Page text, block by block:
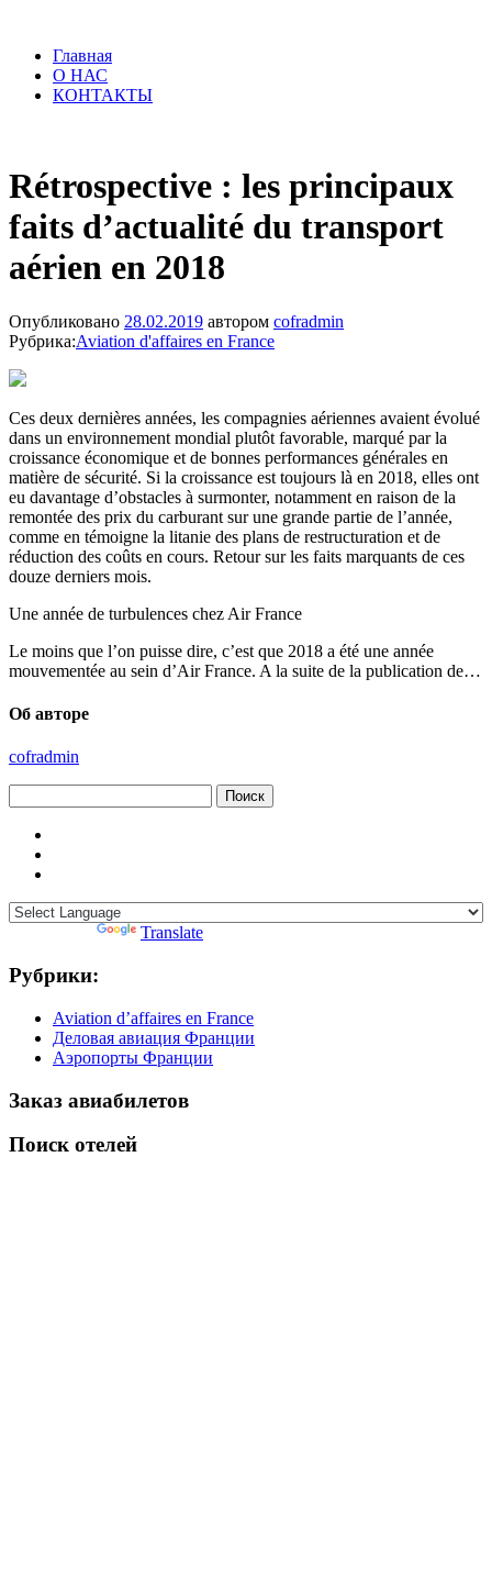
Главная
О НАС
КОНТАКТЫ
Rétrospective : les principaux
faits d’actualité du transport
aérien en 2018
Опубликовано 28.02.2019 автором cofradmin
Рубрика:Aviation d'affaires en France
Ces deux dernières années, les compagnies aériennes avaient évolué
dans un environnement mondial plutôt favorable, marqué par la
croissance économique et de bonnes performances générales en
matière de sécurité. Si la croissance est toujours là en 2018, elles ont
eu davantage d’obstacles à surmonter, notamment en raison de la
remontée des prix du carburant sur une grande partie de l’année,
comme en témoigne la litanie des plans de restructuration et de
réduction des coûts en cours. Retour sur les faits marquants de ces
douze derniers mois.
Une année de turbulences chez Air France
Le moins que l’on puisse dire, c’est que 2018 a été une année
mouvementée au sein d’Air France. A la suite de la publication de…
Об авторе
cofradmin
Translate
Рубрики:
Aviation d’affaires en France
Деловая авиация Франции
Аэропорты Франции
Заказ авиабилетов
Поиск отелей